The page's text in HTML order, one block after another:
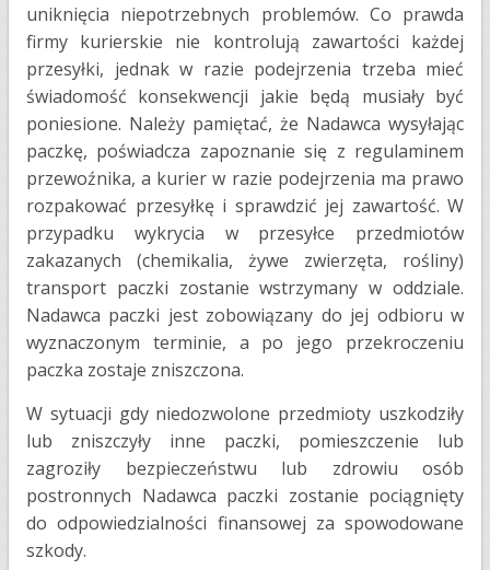
uniknięcia niepotrzebnych problemów. Co prawda
firmy kurierskie nie kontrolują zawartości każdej
przesyłki, jednak w razie podejrzenia trzeba mieć
świadomość konsekwencji jakie będą musiały być
poniesione. Należy pamiętać, że Nadawca wysyłając
paczkę, poświadcza zapoznanie się z regulaminem
przewoźnika, a kurier w razie podejrzenia ma prawo
rozpakować przesyłkę i sprawdzić jej zawartość. W
przypadku wykrycia w przesyłce przedmiotów
zakazanych (chemikalia, żywe zwierzęta, rośliny)
transport paczki zostanie wstrzymany w oddziale.
Nadawca paczki jest zobowiązany do jej odbioru w
wyznaczonym terminie, a po jego przekroczeniu
paczka zostaje zniszczona.
W sytuacji gdy niedozwolone przedmioty uszkodziły
lub zniszczyły inne paczki, pomieszczenie lub
zagroziły bezpieczeństwu lub zdrowiu osób
postronnych Nadawca paczki zostanie pociągnięty
do odpowiedzialności finansowej za spowodowane
szkody.